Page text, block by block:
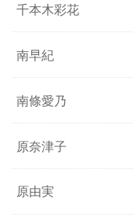
千本木彩花
南早紀
南條愛乃
原奈津子
原由実